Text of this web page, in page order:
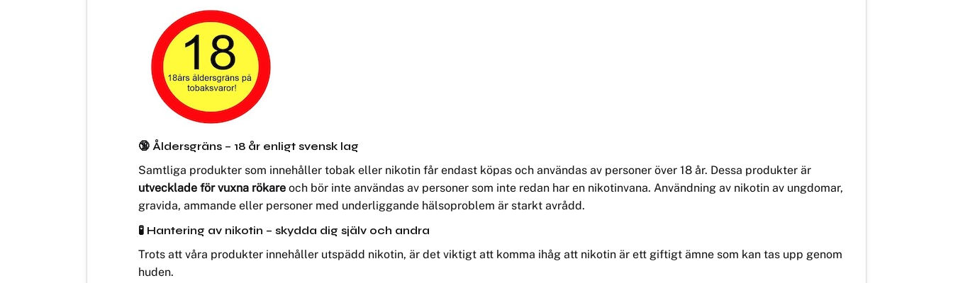
🔞 Åldersgräns – 18 år enligt svensk lag
Samtliga produkter som innehåller tobak eller nikotin får endast köpas och användas av personer över 18 år. Dessa produkter är
utvecklade för vuxna rökare och bör inte användas av personer som inte redan har en nikotinvana. Användning av nikotin av ungdomar,
gravida, ammande eller personer med underliggande hälsoproblem är starkt avrådd.
🧪 Hantering av nikotin – skydda dig själv och andra
Trots att våra produkter innehåller utspädd nikotin, är det viktigt att komma ihåg att nikotin är ett giftigt ämne som kan tas upp genom
huden.